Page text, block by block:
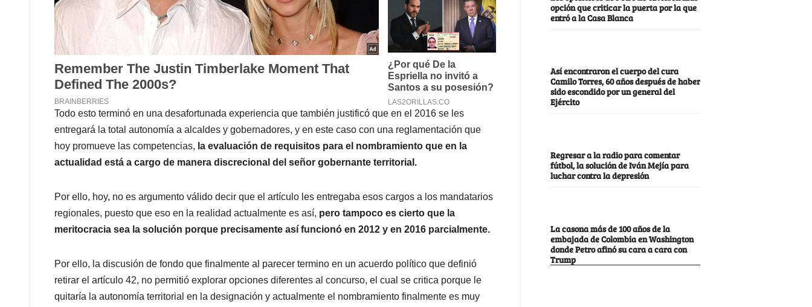
Todo esto terminó en una desafortunada experiencia que también justificó que en el 2016 se les
entregará la total autonomía a alcaldes y gobernadores, y en este caso con una reglamentación que
hoy promueve las competencias, la evaluación de requisitos para el nombramiento que en la
actualidad está a cargo de manera discrecional del señor gobernante territorial.
Por ello, hoy, no es argumento válido decir que el artículo les entregaba esos cargos a los mandatarios
regionales, puesto que eso en la realidad actualmente es así, pero tampoco es cierto que la
meritocracia sea la solución porque precisamente así funcionó en 2012 y en 2016 parcialmente.
Por ello, la discusión de fondo que finalmente al parecer termino en un acuerdo político que definió
retirar el artículo 42, no permitió explorar opciones diferentes al concurso, el cual se critica porque le
quitaría la autonomía territorial en la designación y actualmente el nombramiento finalmente es muy
opción que criticar la puerta por la que
entró a la Casa Blanca
Así encontraron el cuerpo del cura
Camilo Torres, 60 años después de haber
sido escondido por un general del
Ejército
Regresar a la radio para comentar
fútbol, la solución de Iván Mejía para
luchar contra la depresión
La casona más de 100 años de la
embajada de Colombia en Washington
donde Petro afinó su cara a cara con
Trump